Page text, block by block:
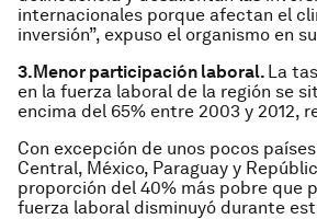
internacionales porque afectan el
inversión”, expuso el organismo en
3.Menor participación laboral. La
en la fuerza laboral de la región se
encima del 65% entre 2003 y 2012,
Con excepción de unos pocos
Central, México, Paraguay y
proporción del 40% más pobre que
fuerza laboral disminuyó durante